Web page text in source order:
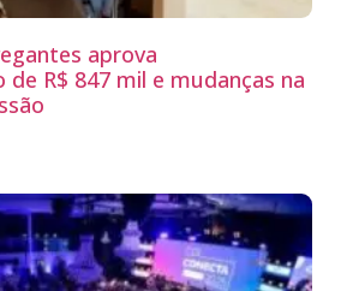
aprova
R$ 847 mil e mudanças na